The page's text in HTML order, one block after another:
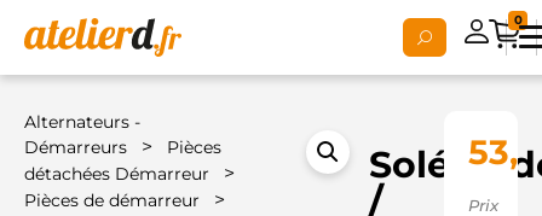
0
Alternateurs -
Démarreurs
>
Pièces
détachées Démarreur
>
Pièces de démarreur >
/
Prix